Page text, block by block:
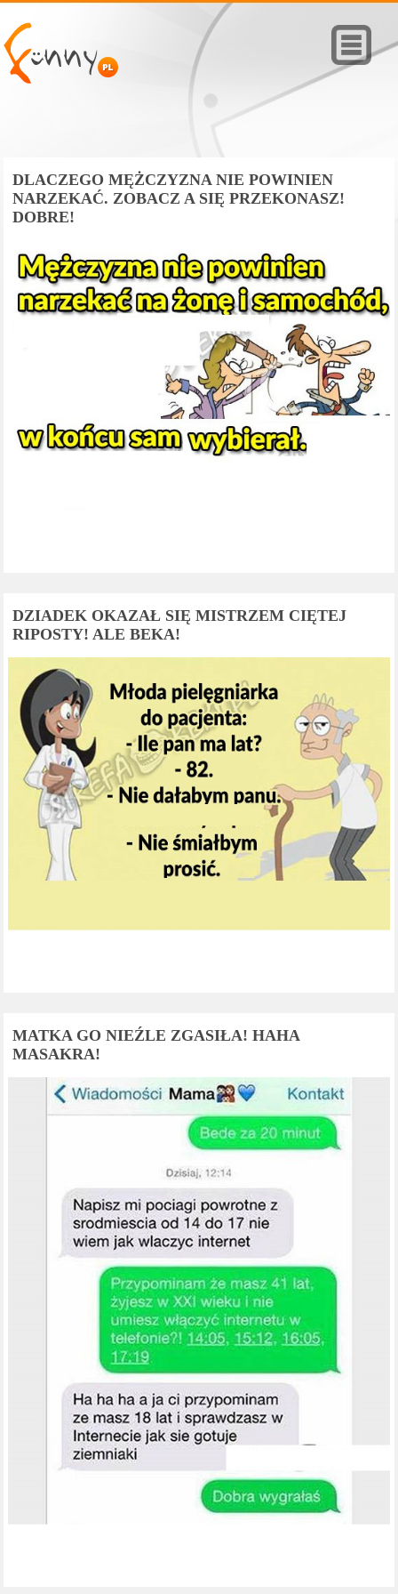
DLACZEGO MĘŻCZYZNA NIE POWINIEN
NARZEKAĆ. ZOBACZ A SIĘ PRZEKONASZ!
DOBRE!
DZIADEK OKAZAŁ SIĘ MISTRZEM CIĘTEJ
RIPOSTY! ALE BEKA!
MATKA GO NIEŹLE ZGASIŁA! HAHA
MASAKRA!